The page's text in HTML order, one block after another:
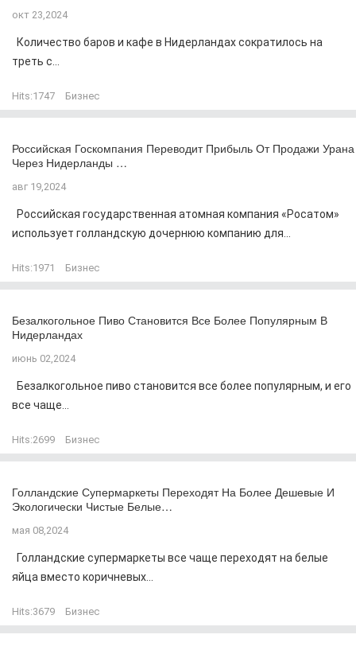
окт 23,2024
Количество баров и кафе в Нидерландах сократилось на
треть с...
Hits:1747 Бизнес
Российская Госкомпания Переводит Прибыль От Продажи Урана
Через Нидерланды …
авг 19,2024
Российская государственная атомная компания «Росатом»
использует голландскую дочернюю компанию для...
Hits:1971 Бизнес
Безалкогольное Пиво Становится Все Более Популярным В
Нидерландах
июнь 02,2024
Безалкогольное пиво становится все более популярным, и его
все чаще...
Hits:2699 Бизнес
Голландские Супермаркеты Переходят На Более Дешевые И
Экологически Чистые Белые…
мая 08,2024
Голландские супермаркеты все чаще переходят на белые
яйца вместо коричневых...
Hits:3679 Бизнес